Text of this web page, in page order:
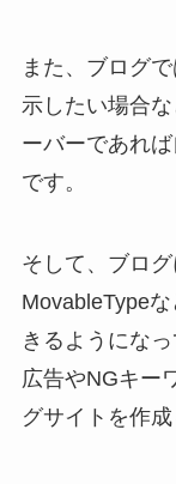
また、ブログ
示したい場合
ーバーであれ
です。
そして、ブロ
MovableType
きるようにな
広告やNGキー
グサイトを作